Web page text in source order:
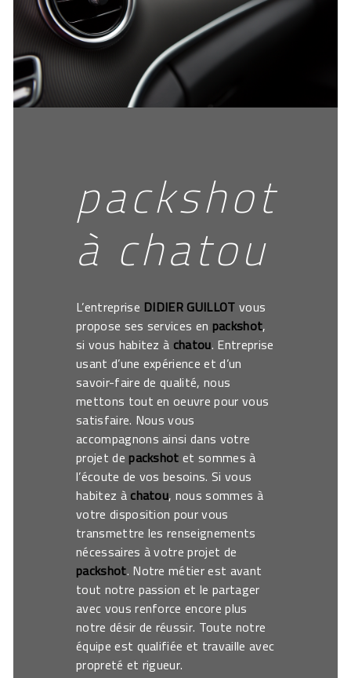
packshot
à chatou
L’entreprise DIDIER GUILLOTvous
propose ses services en packshot,
si vous habitez à chatou. Entreprise
usant d’une expérience et d’un
savoir-faire de qualité, nous
mettons tout en oeuvre pour vous
satisfaire. Nous vous
accompagnons ainsi dans votre
projet de packshotet sommes à
l’écoute de vos besoins. Si vous
habitez àchatou, nous sommes à
votre disposition pour vous
transmettre les renseignements
nécessaires à votre projet de
packshot. Notre métier est avant
tout notre passion et le partager
avec vous renforce encore plus
notre désir de réussir. Toute notre
équipe est qualifiée et travaille avec
propreté et rigueur.